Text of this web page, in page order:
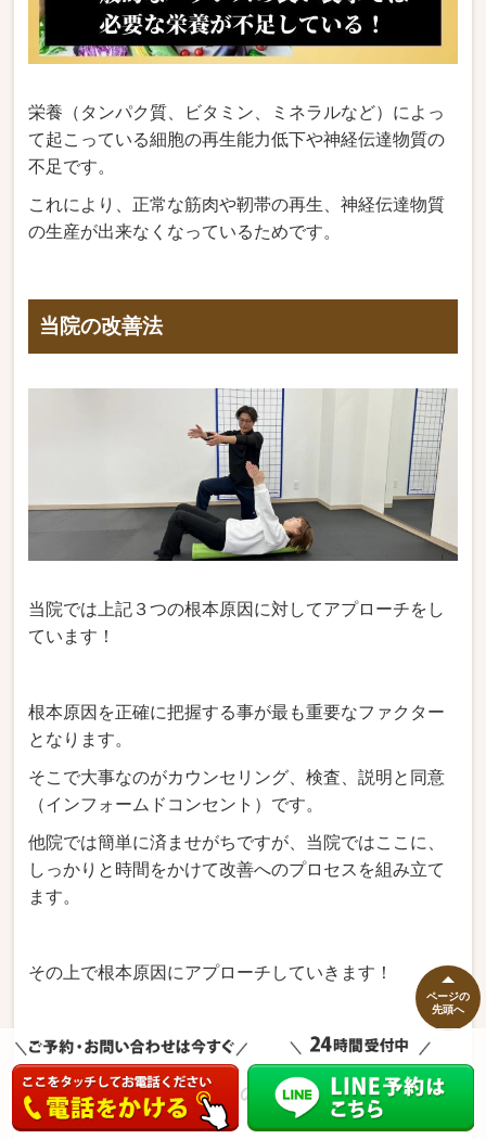
栄養（タンパク質、ビタミン、ミネラルなど）によっ
て起こっている細胞の再生能力低下や神経伝達物質の
不足です。
これにより、正常な筋肉や靭帯の再生、神経伝達物質
の生産が出来なくなっているためです。
当院の改善法
当院では上記３つの根本原因に対してアプローチをし
ています！
根本原因を正確に把握する事が最も重要なファクター
となります。
そこで大事なのがカウンセリング、検査、説明と同意
（インフォームドコンセント）です。
他院では簡単に済ませがちですが、当院ではここに、
しっかりと時間をかけて改善へのプロセスを組み立て
ます。
その上で根本原因にアプローチしていきます！
インナーマッスル専門のリハビリ
ページの
先頭へ